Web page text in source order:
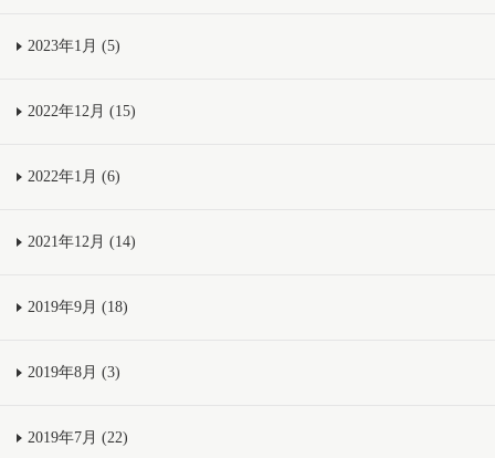
2023年1月 (5)
2022年12月 (15)
2022年1月 (6)
2021年12月 (14)
2019年9月 (18)
2019年8月 (3)
2019年7月 (22)